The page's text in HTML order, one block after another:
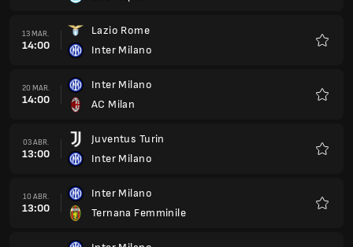
01 MAI.
13:00
Inter Milano
AS Roma
08 MAI.
13:00
Calcio Como 1907
Inter Milano
15 MAI.
13:00
Inter Milano
Sassuolo Calcio